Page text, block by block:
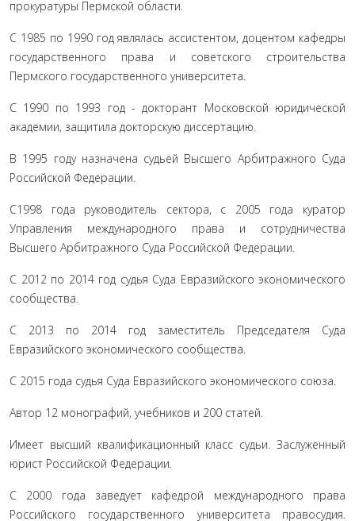
прокуратуры Пермской области.
С 1985 по 1990 год являлась ассистентом, доцентом кафедры
государственного права и советского строительства
Пермского госу­дарственного университета.
С 1990 по 1993 год - докторант Московской юридической
академии, защитила докторскую диссертацию.
В 1995 году назначена судьей Высшего Арбитражного Суда
Российской Федерации.
С1998 года руководитель сектора, с 2005 года куратор
Управления международного права и сотрудничества
Высшего Арбитражного Суда Российской Федерации.
С 2012 по 2014 год судья Суда Евразийского экономического
сообщества.
С 2013 по 2014 год заместитель Председателя Суда
Евразийского экономического сообщества.
С 2015 года судья Суда Евразийского экономического союза.
Автор 12 монографий, учебников и 200 статей.
Имеет высший квалификационный класс судьи. Заслуженный
юрист Российской Федерации.
С 2000 года заведует кафедрой международного права
Российского государственного университета правосудия.